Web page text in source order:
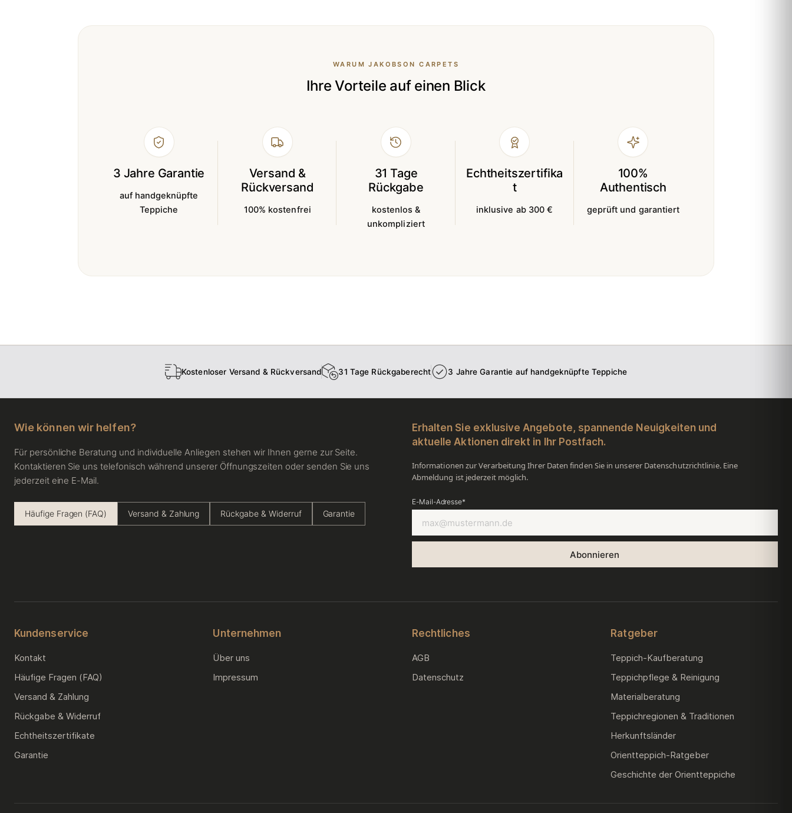
WARUM JAKOBSON CARPETS
Ihre Vorteile auf einen Blick
3 Jahre Garantie
auf handgeknüpfte
Teppiche
Versand &
Rückversand
100% kostenfrei
31 Tage
Rückgabe
kostenlos &
unkompliziert
Echtheitszertifika
t
inklusive ab 300 €
100%
Authentisch
geprüft und garantiert
Kostenloser Versand & Rückversand 31 Tage Rückgaberecht 3 Jahre Garantie auf handgeknüpfte Teppiche
Wie können wir helfen?
Für persönliche Beratung und individuelle Anliegen stehen wir Ihnen gerne zur Seite.
Kontaktieren Sie uns telefonisch während unserer Öffnungszeiten oder senden Sie uns
jederzeit eine E-Mail.
Häufige Fragen (FAQ) Versand & Zahlung Rückgabe & Widerruf Garantie
Erhalten Sie exklusive Angebote, spannende Neuigkeiten und
aktuelle Aktionen direkt in Ihr Postfach.
Informationen zur Verarbeitung Ihrer Daten finden Sie in unserer Datenschutzrichtlinie. Eine
Abmeldung ist jederzeit möglich.
E-Mail-Adresse*
Kundenservice
Kontakt
Häufige Fragen (FAQ)
Versand & Zahlung
Rückgabe & Widerruf
Echtheitszertifikate
Garantie
Unternehmen
Über uns
Impressum
Rechtliches
AGB
Datenschutz
Ratgeber
Teppich-Kaufberatung
Teppichpflege & Reinigung
Materialberatung
Teppichregionen & Traditionen
Herkunftsländer
Orientteppich-Ratgeber
Geschichte der Orientteppiche